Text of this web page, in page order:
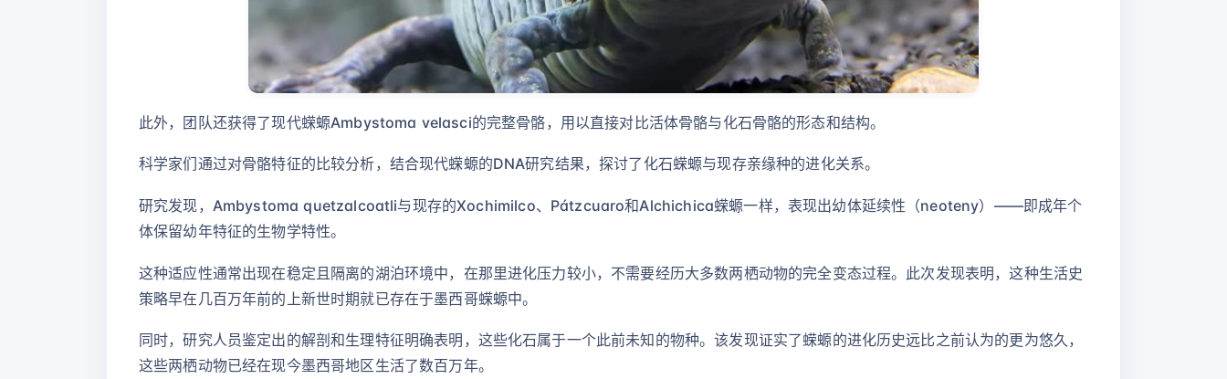
此外，团队还获得了现代蝾螈Ambystoma velasci的完整骨骼，用以直接对比活体骨骼与化石骨骼的形态和结构。
科学家们通过对骨骼特征的比较分析，结合现代蝾螈的DNA研究结果，探讨了化石蝾螈与现存亲缘种的进化关系。
研究发现，Ambystoma quetzalcoatli与现存的Xochimilco、Pátzcuaro和Alchichica蝾螈一样，表现出幼体延续性（neoteny）——即成年个
体保留幼年特征的生物学特性。
这种适应性通常出现在稳定且隔离的湖泊环境中，在那里进化压力较小，不需要经历大多数两栖动物的完全变态过程。此次发现表明，这种生活史
策略早在几百万年前的上新世时期就已存在于墨西哥蝾螈中。
同时，研究人员鉴定出的解剖和生理特征明确表明，这些化石属于一个此前未知的物种。该发现证实了蝾螈的进化历史远比之前认为的更为悠久，
这些两栖动物已经在现今墨西哥地区生活了数百万年。